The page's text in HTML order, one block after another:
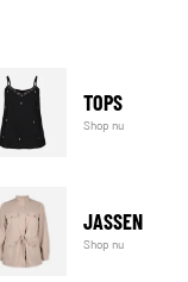
TOPS
Shop nu
JASSEN
Shop nu